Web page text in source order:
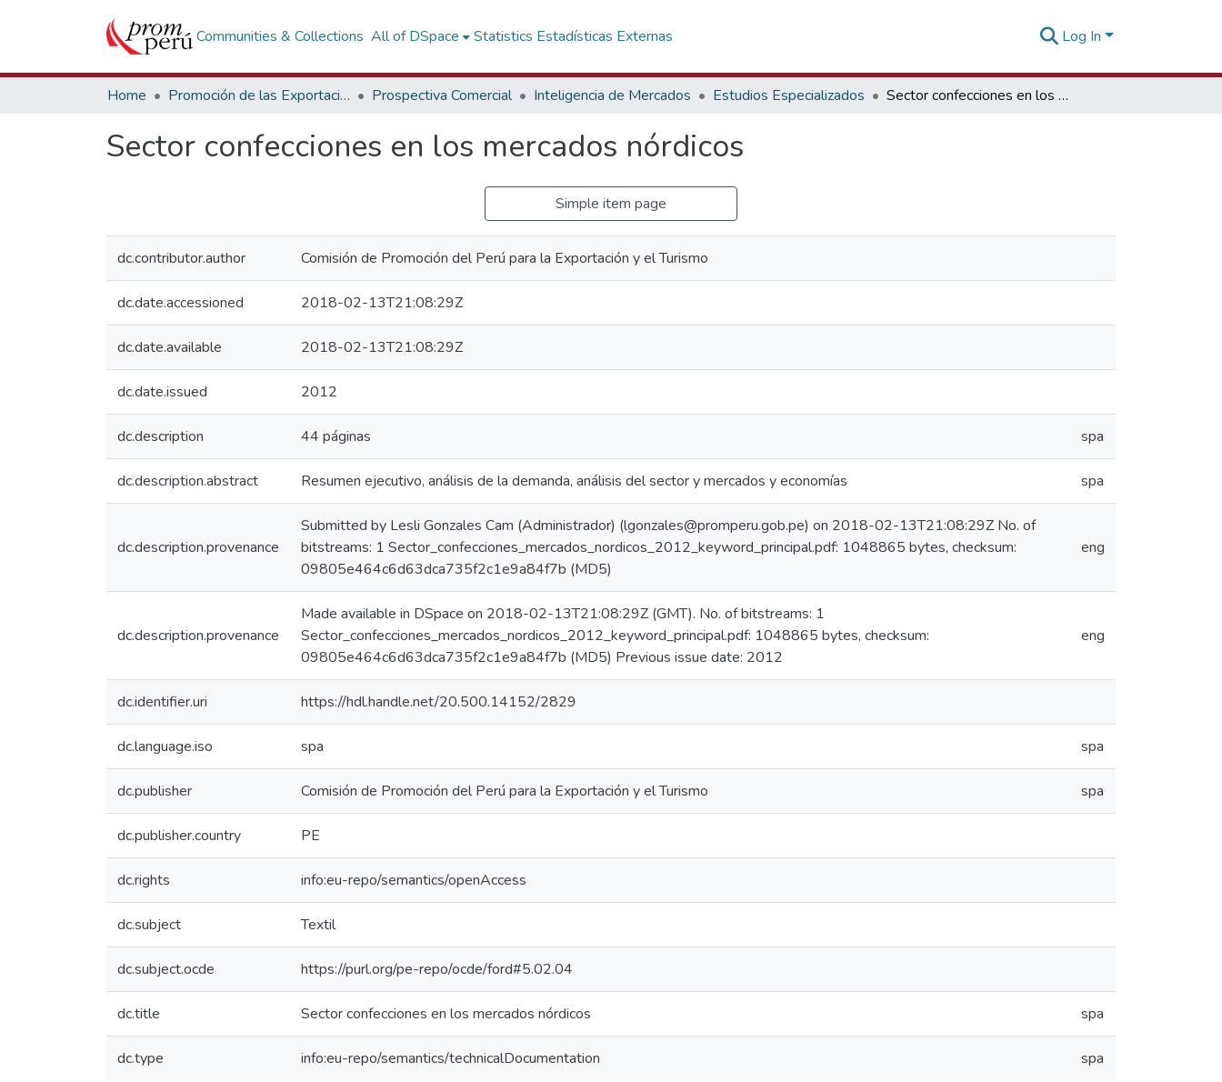
Communities & Collections All of DSpace Statistics Estadísticas Externas Log In
Home Promoción de las Exportaciones Prospectiva Comercial Inteligencia de Mercados Estudios Especializados Sector confecciones en los mercados nórdicos
Sector confecciones en los mercados nórdicos
Simple item page
dc.contributor.author Comisión de Promoción del Perú para la Exportación y el Turismo
dc.date.accessioned 2018-02-13T21:08:29Z
dc.date.available 2018-02-13T21:08:29Z
dc.date.issued 2012
dc.description 44 páginas spa
dc.description.abstract Resumen ejecutivo, análisis de la demanda, análisis del sector y mercados y economías spa
dc.description.provenance
Submitted by Lesli Gonzales Cam (Administrador) (lgonzales@promperu.gob.pe) on 2018-02-13T21:08:29Z No. of
bitstreams: 1 Sector_confecciones_mercados_nordicos_2012_keyword_principal.pdf: 1048865 bytes, checksum:
09805e464c6d63dca735f2c1e9a84f7b (MD5)
eng
dc.description.provenance
Made available in DSpace on 2018-02-13T21:08:29Z (GMT). No. of bitstreams: 1
Sector_confecciones_mercados_nordicos_2012_keyword_principal.pdf: 1048865 bytes, checksum:
09805e464c6d63dca735f2c1e9a84f7b (MD5) Previous issue date: 2012
eng
dc.identifier.uri https://hdl.handle.net/20.500.14152/2829
dc.language.iso spa spa
dc.publisher Comisión de Promoción del Perú para la Exportación y el Turismo spa
dc.publisher.country PE
dc.rights info:eu-repo/semantics/openAccess
dc.subject Textil
dc.subject.ocde https://purl.org/pe-repo/ocde/ford#5.02.04
dc.title Sector confecciones en los mercados nórdicos spa
dc.type info:eu-repo/semantics/technicalDocumentation spa